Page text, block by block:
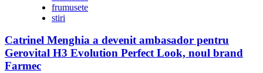
frumusete
stiri
Catrinel Menghia a devenit ambasador pentru
Gerovital H3 Evolution Perfect Look, noul brand
Farmec